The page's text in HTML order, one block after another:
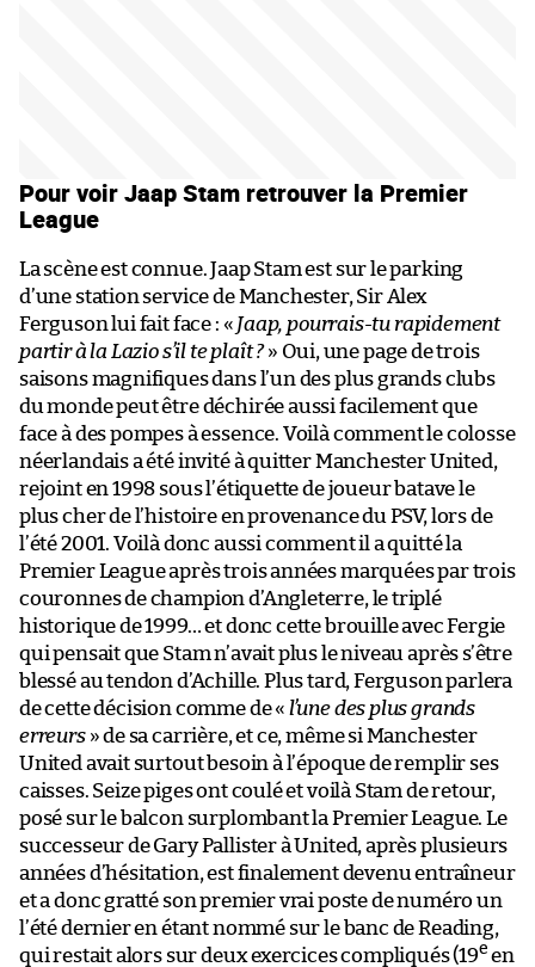
Pour voir Jaap Stam retrouver la Premier
League
La scène est connue. Jaap Stam est sur le parking
d’une station service de Manchester, Sir Alex
Ferguson lui fait face : « Jaap, pourrais-tu rapidement
partir à la Lazio s’il te plaît ?» Oui, une page de trois
saisons magnifiques dans l’un des plus grands clubs
du monde peut être déchirée aussi facilement que
face à des pompes à essence. Voilà comment le colosse
néerlandais a été invité à quitter Manchester United,
rejoint en 1998 sous l’étiquette de joueur batave le
plus cher de l’histoire en provenance du PSV, lors de
l’été 2001. Voilà donc aussi comment il a quitté la
Premier League après trois années marquées par trois
couronnes de champion d’Angleterre, le triplé
historique de 1999… et donc cette brouille avec Fergie
qui pensait que Stam n’avait plus le niveau après s’être
blessé au tendon d’Achille. Plus tard, Ferguson parlera
de cette décision comme de « l’une des plus grands
erreurs» de sa carrière, et ce, même si Manchester
United avait surtout besoin à l’époque de remplir ses
caisses. Seize piges ont coulé et voilà Stam de retour,
posé sur le balcon surplombant la Premier League. Le
successeur de Gary Pallister à United, après plusieurs
années d’hésitation, est finalement devenu entraîneur
et a donc gratté son premier vrai poste de numéro un
l’été dernier en étant nommé sur le banc de Reading,
qui restait alors sur deux exercices compliqués (19e en